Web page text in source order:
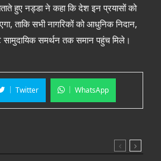
हुए नड्डा ने कहा कि देश इन प्रयासों को
,ताकि सभी नागरिकों को आधुनिक निदान,
सामुदायिक समर्थन तक समान पहुंच मिले।
Twitter WhatsApp